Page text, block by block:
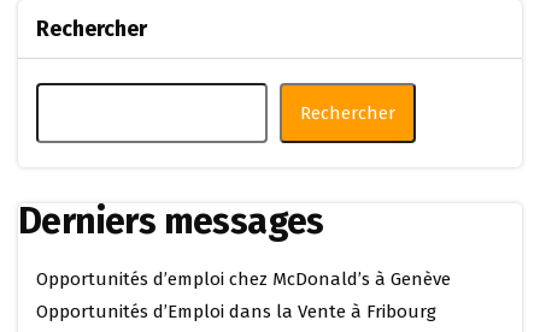
Rechercher
Rechercher
Derniers messages
Opportunités d’emploi chez McDonald’s à Genève
Opportunités d’Emploi dans la Vente à Fribourg